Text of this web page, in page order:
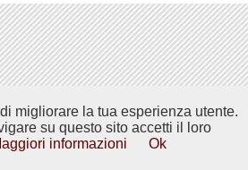
migliorare la tua esperienza utente.
su questo sito accetti il loro
informazioni Ok